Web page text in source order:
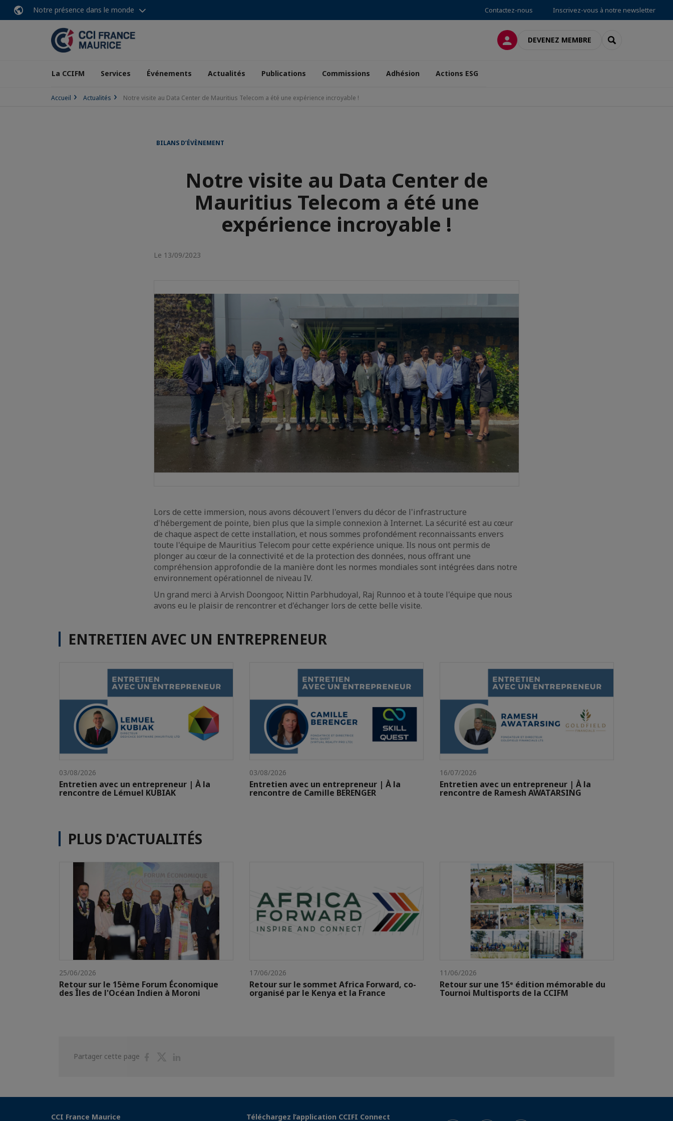
Notre présence dans le monde Contactez-nous Inscrivez-vous à notre newsletter
CONNEXIONDEVENEZ MEMBRE RECHERCHER
La CCIFM Services Événements Actualités Publications Commissions Adhésion Actions ESG
Accueil Actualités Notre visite au Data Center de Mauritius Telecom a été une expérience incroyable !
BILANS D’ÉVÈNEMENT
Notre visite au Data Center de
Mauritius Telecom a été une
expérience incroyable !
Le 13/09/2023
Lors de cette immersion, nous avons découvert l'envers du décor de l'infrastructure
d'hébergement de pointe, bien plus que la simple connexion à Internet. La sécurité est au cœur
de chaque aspect de cette installation, et nous sommes profondément reconnaissants envers
toute l'équipe de Mauritius Telecom pour cette expérience unique. Ils nous ont permis de
plonger au cœur de la connectivité et de la protection des données, nous offrant une
compréhension approfondie de la manière dont les normes mondiales sont intégrées dans notre
environnement opérationnel de niveau IV.
Un grand merci à Arvish Doongoor, Nittin Parbhudoyal, Raj Runnoo et à toute l'équipe que nous
avons eu le plaisir de rencontrer et d'échanger lors de cette belle visite.
ENTRETIEN AVEC UN ENTREPRENEUR
03/08/2026
Entretien avec un entrepreneur | À la
rencontre de Lémuel KUBIAK
03/08/2026
Entretien avec un entrepreneur | À la
rencontre de Camille BERENGER
16/07/2026
Entretien avec un entrepreneur | À la
rencontre de Ramesh AWATARSING
PLUS D'ACTUALITÉS
25/06/2026
Retour sur le 15ème Forum Économique
des Îles de l'Océan Indien à Moroni
17/06/2026
Retour sur le sommet Africa Forward, co-
organisé par le Kenya et la France
11/06/2026
Retour sur une 15ᵉ édition mémorable du
Tournoi Multisports de la CCIFM
Partager cette page
PartagerPartager
CCI France Maurice Téléchargez l’application CCIFI Connect